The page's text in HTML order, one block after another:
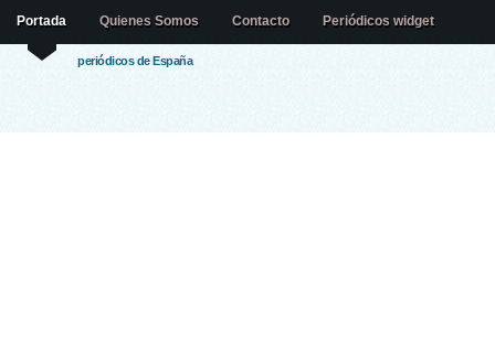
periódicos de España
Portada Quienes Somos Contacto Periódicos widget